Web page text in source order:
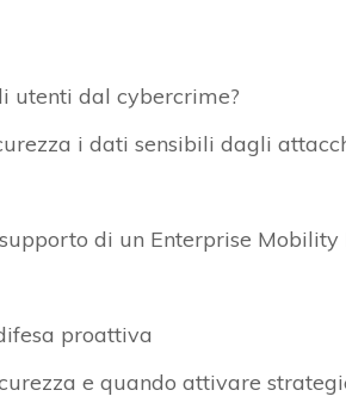
utenti dal cybercrime?
i dati sensibili dagli
di un Enterprise
proattiva
e quando attivare